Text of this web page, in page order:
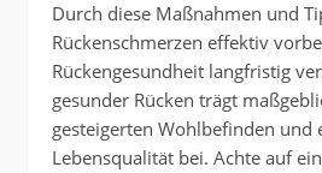
Durch diese Maßnahmen und
Rückenschmerzen effektiv
Rückengesundheit langfristig
gesunder Rücken trägt
gesteigerten Wohlbefinden und
Lebensqualität bei. Achte auf